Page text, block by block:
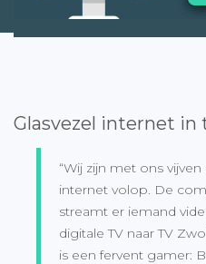
Glasvezel internet in
“Wij zijn met ons
internet volop. De
streamt er iemand
digitale TV naar TV
is een fervent gamer: